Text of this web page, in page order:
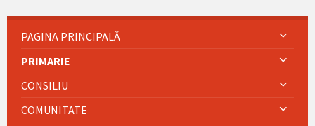
PAGINA PRINCIPALĂ
PRIMARIE
CONSILIU
COMUNITATE